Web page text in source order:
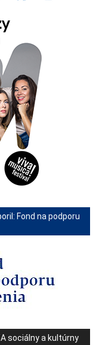
Fond na podporu
sociálny a kultúrny